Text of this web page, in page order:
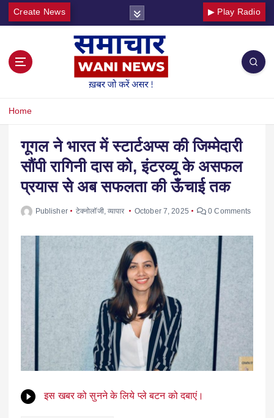
Create News ▶ Play Radio
Home
गूगल ने भारत में स्टार्टअप्स की जिम्मेदारी
सौंपी रागिनी दास को, इंटरव्यू के असफल
प्रयास से अब सफलता की ऊँचाई तक
Publisher टेक्नोलॉजी, व्यापार October 7, 2025 0 Comments
इस खबर को सुनने के लिये प्ले बटन को दबाएं।